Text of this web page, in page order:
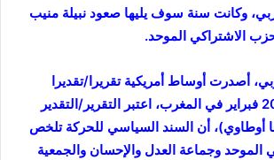
وكانت سنة سوف يليها صعود نبيلة منيب
الاشتراكي الموحد.
أصدرت أوساط أمريكية تقريرا/تقديرا
سياسيا حول حركة 20 فبراير في المغرب، اعتبر التقرير/التقدير
أوطاوي)، أن السند السياسي للحركة تلخص
الموحد وجماعة العدل والإحسان والجمعية